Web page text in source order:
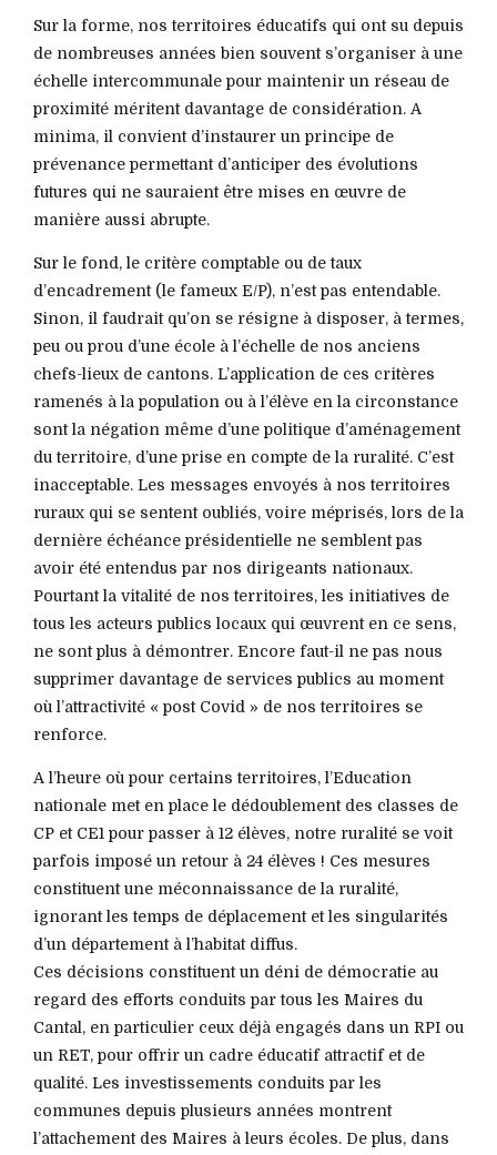
Sur la forme, nos territoires éducatifs qui ont su depuis
de nombreuses années bien souvent s’organiser à une
échelle intercommunale pour maintenir un réseau de
proximité méritent davantage de considération. A
minima, il convient d’instaurer un principe de
prévenance permettant d’anticiper des évolutions
futures qui ne sauraient être mises en œuvre de
manière aussi abrupte.
Sur le fond, le critère comptable ou de taux
d’encadrement (le fameux E/P), n’est pas entendable.
Sinon, il faudrait qu’on se résigne à disposer, à termes,
peu ou prou d’une école à l’échelle de nos anciens
chefs-lieux de cantons. L’application de ces critères
ramenés à la population ou à l’élève en la circonstance
sont la négation même d’une politique d’aménagement
du territoire, d’une prise en compte de la ruralité. C’est
inacceptable. Les messages envoyés à nos territoires
ruraux qui se sentent oubliés, voire méprisés, lors de la
dernière échéance présidentielle ne semblent pas
avoir été entendus par nos dirigeants nationaux.
Pourtant la vitalité de nos territoires, les initiatives de
tous les acteurs publics locaux qui œuvrent en ce sens,
ne sont plus à démontrer. Encore faut-il ne pas nous
supprimer davantage de services publics au moment
où l’attractivité « post Covid » de nos territoires se
renforce.
A l’heure où pour certains territoires, l’Education
nationale met en place le dédoublement des classes de
CP et CE1 pour passer à 12 élèves, notre ruralité se voit
parfois imposé un retour à 24 élèves ! Ces mesures
constituent une méconnaissance de la ruralité,
ignorant les temps de déplacement et les singularités
d’un département à l’habitat diffus.
Ces décisions constituent un déni de démocratie au
regard des efforts conduits par tous les Maires du
Cantal, en particulier ceux déjà engagés dans un RPI ou
un RET, pour offrir un cadre éducatif attractif et de
qualité. Les investissements conduits par les
communes depuis plusieurs années montrent
l’attachement des Maires à leurs écoles. De plus, dans